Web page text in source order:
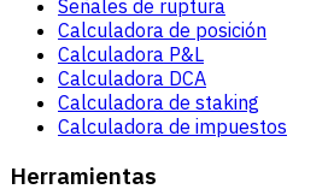
Señales de ruptura
Calculadora de posición
Calculadora P&L
Calculadora DCA
Calculadora de staking
Calculadora de impuestos
Herramientas